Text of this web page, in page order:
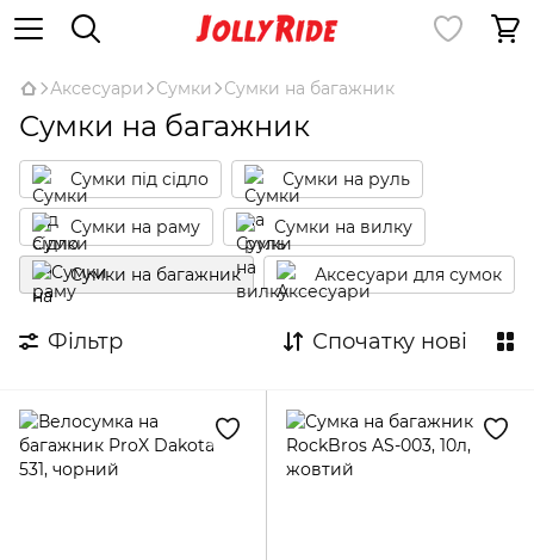
Аксесуари Сумки Сумки на багажник
Сумки на багажник
Сумки під сідло Сумки на руль
Сумки на раму Сумки на вилку
Сумки на багажник Аксесуари для сумок
Фільтр Спочатку нові